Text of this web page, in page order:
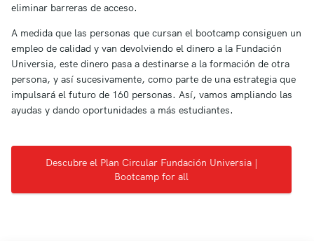
eliminar barreras de acceso.
A medida que las personas que cursan el bootcamp consiguen un
empleo de calidad y van devolviendo el dinero a la Fundación
Universia, este dinero pasa a destinarse a la formación de otra
persona, y así sucesivamente, como parte de una estrategia que
impulsará el futuro de 160 personas. Así, vamos ampliando las
ayudas y dando oportunidades a más estudiantes.
Descubre el Plan Circular Fundación Universia |
Bootcamp for all